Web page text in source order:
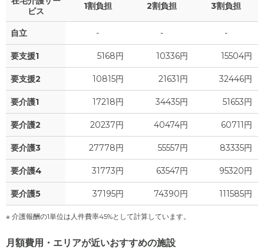
ビス
1割負担 2割負担 3割負担
自立 - - -
要支援1 5168円 10336円 15504円
要支援2 10815円 21631円 32446円
要介護1 17218円 34435円 51653円
要介護2 20237円 40474円 60711円
要介護3 27778円 55557円 83335円
要介護4 31773円 63547円 95320円
要介護5 37195円 74390円 111585円
※ 介護報酬の1単位は人件費率45%として計算しています。
月額費用・エリアが近いおすすめの施設